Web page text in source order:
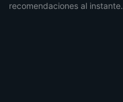
recomendaciones al instante.